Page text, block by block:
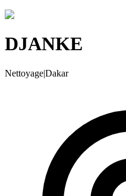
DJANKE
Nettoyage|Dakar